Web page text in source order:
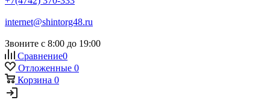
internet@shintorg48.ru
Звоните с 8:00 до 19:00
Сравнение0
Отложенные 0
Корзина 0